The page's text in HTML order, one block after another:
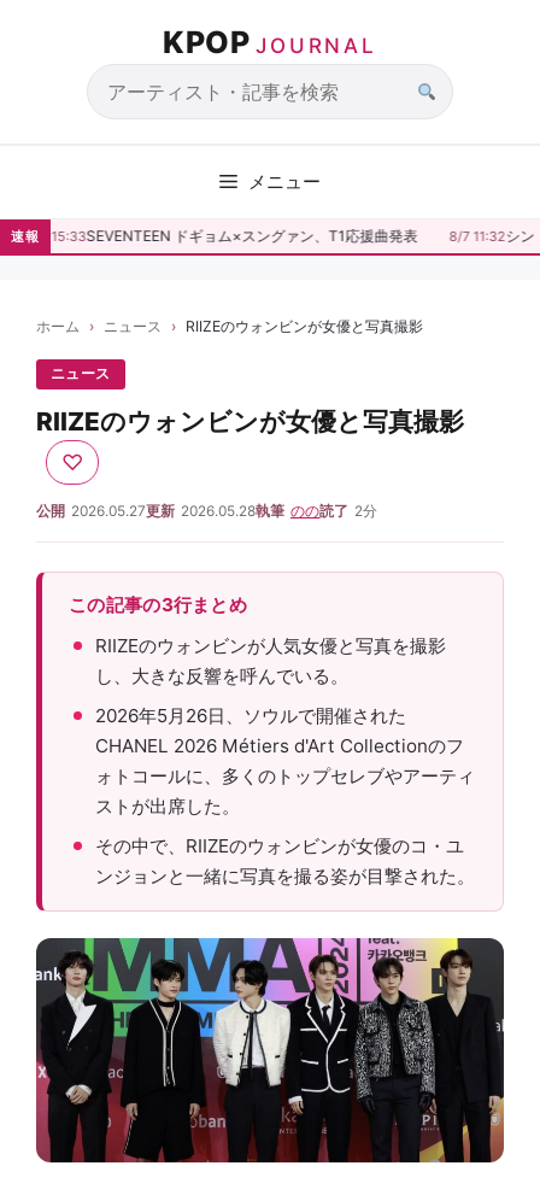
キ
ッ
KPOP JOURNAL
サ
検
索
メニュー
速報
8/7 15:33SEVENTEEN ドギョム×スングァン、T1応援曲発表 8/7 11:32シン
ホーム ニュース RIIZEのウォンビンが女優と写真撮影
ニュース
RIIZEのウォンビンが女優と写真撮影
♡
公開 2026.05.27更新 2026.05.28執筆 のの読了 2分
この記事の3行まとめ
RIIZEのウォンビンが人気女優と写真を撮影
し、大きな反響を呼んでいる。
2026年5月26日、ソウルで開催された
CHANEL 2026 Métiers d'Art Collectionのフ
ォトコールに、多くのトップセレブやアーティ
ストが出席した。
その中で、RIIZEのウォンビンが女優のコ・ユ
ンジョンと一緒に写真を撮る姿が目撃された。